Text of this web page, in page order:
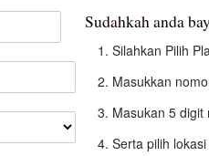
Sudahkah anda
Silahkan Pilih
Masukkan
Masukan 5
Serta pilih